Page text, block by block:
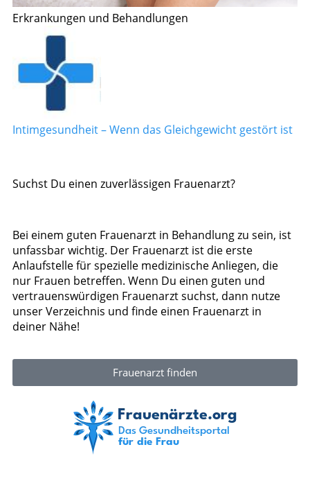
Erkrankungen und Behandlungen
Intimgesundheit – Wenn das Gleichgewicht gestört ist
Suchst Du einen zuverlässigen Frauenarzt?
Bei einem guten Frauenarzt in Behandlung zu sein, ist
unfassbar wichtig. Der Frauenarzt ist die erste
Anlaufstelle für spezielle medizinische Anliegen, die
nur Frauen betreffen. Wenn Du einen guten und
vertrauenswürdigen Frauenarzt suchst, dann nutze
unser Verzeichnis und finde einen Frauenarzt in
deiner Nähe!
Frauenarzt finden